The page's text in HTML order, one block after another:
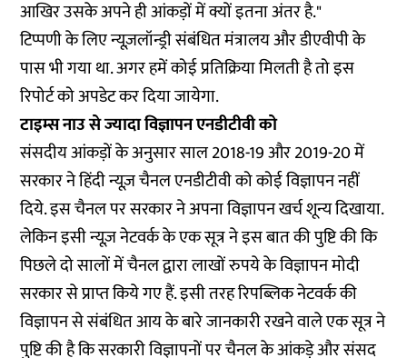
आखिर उसके अपने ही आंकड़ों में क्यों इतना अंतर है."
टिप्पणी के लिए न्यूज़लॉन्ड्री संबंधित मंत्रालय और डीएवीपी के
पास भी गया था. अगर हमें कोई प्रतिक्रिया मिलती है तो इस
रिपोर्ट को अपडेट कर दिया जायेगा.
टाइम्स नाउ से ज्यादा विज्ञापन एनडीटीवी को
संसदीय आंकड़ों के अनुसार साल 2018-19 और 2019-20 में
सरकार ने हिंदी न्यूज़ चैनल एनडीटीवी को कोई विज्ञापन नहीं
दिये. इस चैनल पर सरकार ने अपना विज्ञापन खर्च शून्य दिखाया.
लेकिन इसी न्यूज़ नेटवर्क के एक सूत्र ने इस बात की पुष्टि की कि
पिछले दो सालों में चैनल द्वारा लाखों रुपये के विज्ञापन मोदी
सरकार से प्राप्त किये गए हैं. इसी तरह रिपब्लिक नेटवर्क की
विज्ञापन से संबंधित आय के बारे जानकारी रखने वाले एक सूत्र ने
पुष्टि की है कि सरकारी विज्ञापनों पर चैनल के आंकड़े और संसद